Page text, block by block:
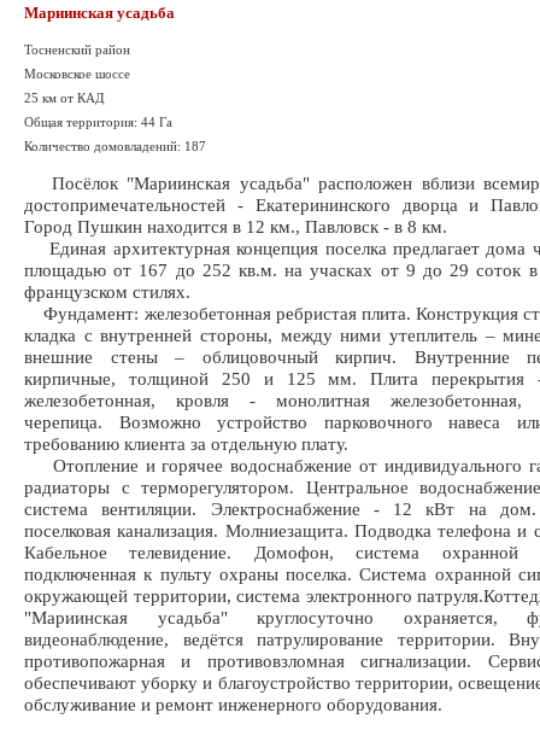
Мариинская усадьба
Тосненский район
Московское шоссе
25 км от КАД
Общая территория: 44 Га
Количество домовладений: 187
Посёлок "Мариинская усадьба" расположен вблизи
достопримечательностей - Екатерининского дворца и
Город Пушкин находится в 12 км., Павловск - в 8 км.
Единая архитектурная концепция поселка предлагает дома
площадью от 167 до 252 кв.м. на учасках от 9 до 29 соток в
французском стилях.
Фундамент: железобетонная ребристая плита. Конструкция
кладка с внутренней стороны, между ними утеплитель –
внешние стены – облицовочный кирпич. Внутренние
кирпичные, толщиной 250 и 125 мм. Плита перекрытия
железобетонная, кровля - монолитная железобетонная,
черепица. Возможно устройство парковочного навеса
требованию клиента за отдельную плату.
Отопление и горячее водоснабжение от индивидуального
радиаторы с терморегулятором. Центральное
система вентиляции. Электроснабжение - 12 кВт на дом.
поселковая канализация. Молниезащита. Подводка телефона и
Кабельное телевидение. Домофон, система охранной
подключенная к пульту охраны поселка. Система охранной
окружающей территории, система электронного
"Мариинская усадьба" круглосуточно охраняется,
видеонаблюдение, ведётся патрулирование территории.
противопожарная и противовзломная сигнализации.
обеспечивают уборку и благоустройство территории,
обслуживание и ремонт инженерного оборудования.